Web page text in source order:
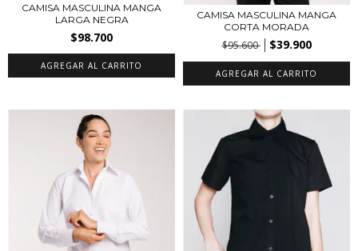
CAMISA MASCULINA MANGA
LARGA NEGRA
$98.700
AGREGAR AL CARRITO
CAMISA MASCULINA MANGA
CORTA MORADA
$95.600 $39.900
AGREGAR AL CARRITO